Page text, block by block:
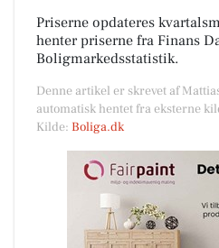
Priserne opdateres
henter priserne fra Finans
Boligmarkedsstatistik.
Denne artikel er skrevet af
automatisk hentet fra eksterne
Kilde: Boliga.dk